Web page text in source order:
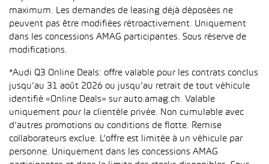
maximum. Les demandes de leasing déjà déposées ne
peuvent pas être modifiées rétroactivement. Uniquement
dans les concessions AMAG participantes. Sous réserve de
modifications.
*Audi Q3 Online Deals: offre valable pour les contrats conclus
jusqu’au 31 août 2026 ou jusqu’au retrait de tout véhicule
identifié «Online Deals» sur auto.amag.ch. Valable
uniquement pour la clientèle privée. Non cumulable avec
d’autres promotions ou conditions de flotte. Remise
collaborateurs exclue. L’offre est limitée à un véhicule par
personne. Uniquement dans les concessions AMAG